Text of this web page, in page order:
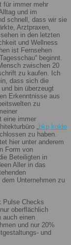
für immer mehr
und im
schnell, dass wir sie
Arztpraxen,
in den letzten
und Wellness
ist Fernsehen
beginnt.
zwischen 20
zu kaufen. Ich
dass sich die
bin überzeugt
Erkenntnisse aus
zu
eine immer
„bkp kolde
zu haben.
hier unter anderem
Form von
Beteiligten in
Aller in das
Unternehmen zu
Pulse Checks
oberflächlich
auch einen
und nur 20%
und